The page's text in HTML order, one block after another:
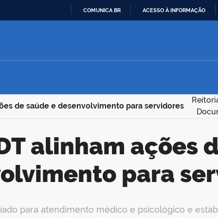
CONTEÚDO
COMUNICA BR ACESSO À INFORMAÇÃO
de saúde e desenvolvimento para servidores
para
para atendimento médico e psicológico e